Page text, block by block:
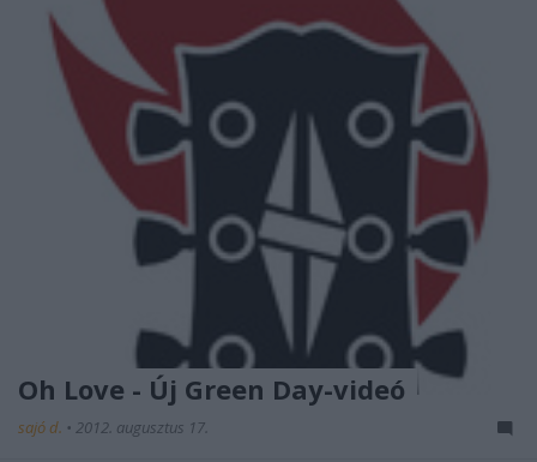
Oh Love - Új Green Day-videó
sajó d. • 2012. augusztus 17.